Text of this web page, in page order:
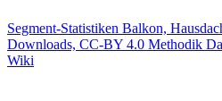
Segment-Statistiken Balkon,
Downloads, CC-BY 4.0 Methodik
Wiki